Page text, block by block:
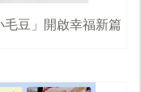
豆」開啟幸福新篇